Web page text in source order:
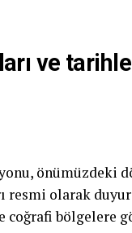
ve
önümüzdeki
olarak
bölgelere